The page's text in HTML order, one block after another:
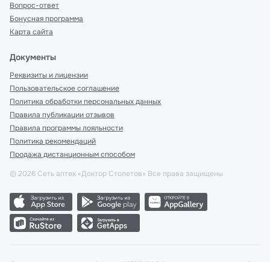
Вопрос-ответ
Бонусная программа
Карта сайта
Документы
Реквизиты и лицензии
Пользовательское соглашение
Политика обработки персональных данных
Правила публикации отзывов
Правила программы лояльности
Политика рекомендаций
Продажа дистанционным способом
© 2026 Сеть аптек «Доктор Столетов» Все права защищены